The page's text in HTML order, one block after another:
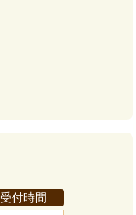
受付時間